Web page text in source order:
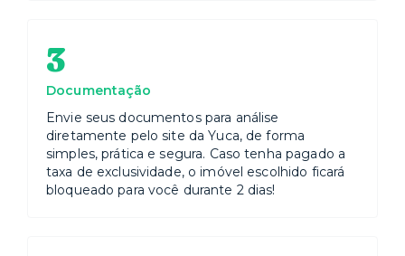
3
Documentação
Envie seus documentos para análise
diretamente pelo site da Yuca, de forma
simples, prática e segura. Caso tenha pagado a
taxa de exclusividade, o imóvel escolhido ficará
bloqueado para você durante 2 dias!